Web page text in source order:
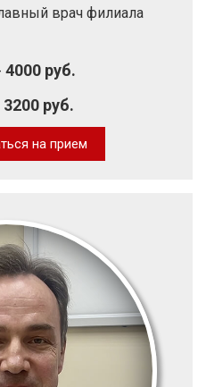
врач филиала
4000 руб.
3200 руб.
на прием